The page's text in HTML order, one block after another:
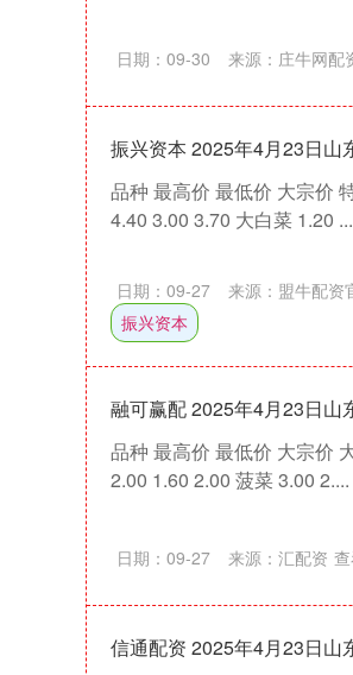
日期：09-30 来源：庄牛网配
振兴资本 2025年4月23日山
品种 最高价 最低价 大宗价
4.40 3.00 3.70 大白菜 1.20
日期：09-27 来源：盟牛配资
振兴资本
融可赢配 2025年4月23日山
品种 最高价 最低价 大宗价
2.00 1.60 2.00 菠菜 3.00 2....
日期：09-27 来源：汇配资 查
信通配资 2025年4月23日山